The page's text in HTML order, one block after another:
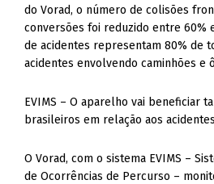
do Vorad, o número de colisões
conversões foi reduzido entre 60%
de acidentes representam 80% de
acidentes envolvendo caminhões e
EVIMS – O aparelho vai beneficiar
brasileiros em relação aos
O Vorad, com o sistema EVIMS –
de Ocorrências de Percurso –